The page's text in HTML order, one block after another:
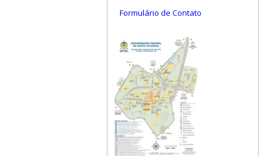
Formulário de Contato